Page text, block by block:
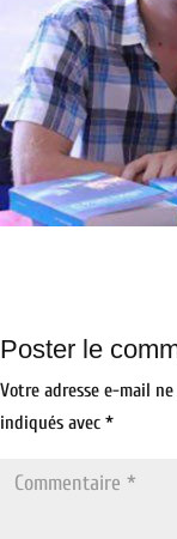
Poster le
Votre adresse e-mail
indiqués avec *